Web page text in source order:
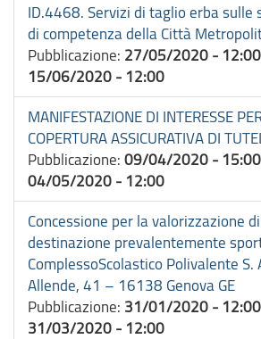
ID.4468. Servizi di taglio erba sulle
di competenza della Città
Pubblicazione: 27/05/2020 - 12:00
15/06/2020 - 12:00
MANIFESTAZIONE DI INTERESSE
COPERTURA ASSICURATIVA DI
Pubblicazione: 09/04/2020 - 15:00
04/05/2020 - 12:00
Concessione per la valorizzazione
destinazione prevalentemente
ComplessoScolastico Polivalente S.
Allende, 41 – 16138 Genova GE
Pubblicazione: 31/01/2020 - 12:00
31/03/2020 - 12:00